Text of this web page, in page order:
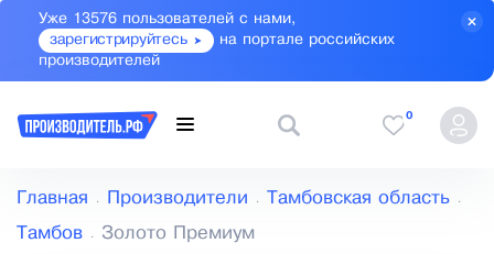
Уже 13576 пользователей с нами,
зарегистрируйтесь
на портале российских
производителей
0
Главная Производители Тамбовская область
Тамбов Золото Премиум